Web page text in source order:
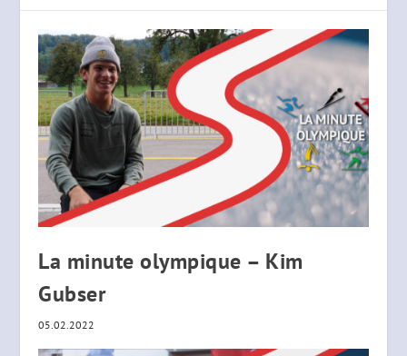
La minute olympique – Kim
Gubser
05.02.2022